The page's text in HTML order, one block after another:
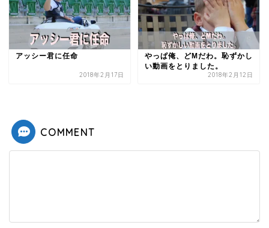
アッシー君に任命
2018年2月17日
やっぱ俺、どMだわ。恥ずかし
い動画をとりました。
2018年2月12日
COMMENT